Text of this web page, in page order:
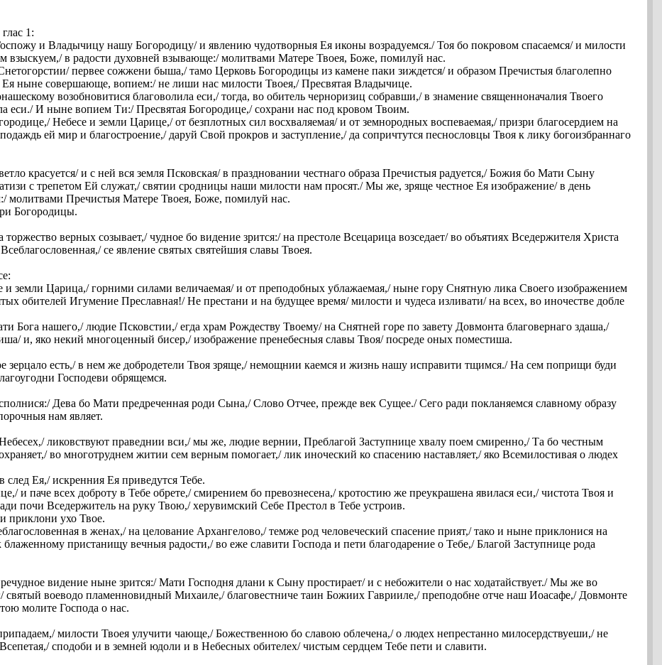
1:
и Владычицу нашу Богородицу/ и явлению чудотворныя Ея иконы возрадуемся./ Тоя бо покровом спасаемся/ и милости
взыскуем,/ в радости духовней взывающе:/ молитвами Матере Твоея, Боже, помилуй нас.
первее сожжени быша,/ тамо Церковь Богородицы из камене паки зиждется/ и образом Пречистыя благолепно
Ея ныне совершающе, вопием:/ не лиши нас милости Твоея,/ Пресвятая Владычице.
возобновитися благоволила еси,/ тогда, во обитель черноризиц собравши,/ в знамение священноначалия Твоего
еси./ И ныне вопием Ти:/ Пресвятая Богородице,/ сохрани нас под кровом Твоим.
Небесе и земли Царице,/ от безплотных сил восхваляемая/ и от земнородных воспеваемая,/ призри благосердием на
ей мир и благостроение,/ даруй Свой прокров и заступление,/ да сопричтутся песнословцы Твоя к лику богоизбраннаго
красуется/ и с ней вся земля Псковская/ в праздновании честнаго образа Пречистыя радуется,/ Божия бо Мати Сыну
с трепетом Ей служат,/ святии сродницы наши милости нам просят./ Мы же, зряще честное Ея изображение/ в день
молитвами Пречистыя Матере Твоея, Боже, помилуй нас.
Богородицы.
верных созывает,/ чудное бо видение зрится:/ на престоле Всецарица возседает/ во объятиях Вседержителя Христа
се явление святых святейшия славы Твоея.
и земли Царица,/ горними силами величаемая/ и от преподобных ублажаемая,/ ныне гору Снятную лика Своего изображением
обителей Игумение Преславная!/ Не престани и на будущее время/ милости и чудеса изливати/ на всех, во иночестве добле
Бога нашего,/ людие Псковстии,/ егда храм Рождеству Твоему/ на Снятней горе по завету Довмонта благовернаго здаша,/
и, яко некий многоценный бисер,/ изображение пренебесныя славы Твоя/ посреде оных поместиша.
зерцало есть,/ в нем же добродетели Твоя зряще,/ немощнии каемся и жизнь нашу исправити тщимся./ На сем поприщи буди
Господеви обрящемся.
Дева бо Мати предреченная роди Сына,/ Слово Отчее, прежде век Сущее./ Сего ради покланяемся славному образу
нам являет.
ликовствуют праведнии вси,/ мы же, людие вернии, Преблагой Заступнице хвалу поем смиренно,/ Та бо честным
во многотруднем житии сем верным помогает,/ лик иноческий ко спасению наставляет,/ яко Всемилостивая о людех
Ея,/ искренния Ея приведутся Тебе.
и паче всех доброту в Тебе обрете,/ смирением бо превознесена,/ кротостию же преукрашена явилася еси,/ чистота Твоя и
почи Вседержитель на руку Твою,/ херувимский Себе Престол в Тебе устроив.
ухо Твое.
в женах,/ на целование Архангелово,/ темже род человеческий спасение прият,/ тако и ныне приклонися на
пристанищу вечныя радости,/ во еже славити Господа и пети благодарение о Тебе,/ Благой Заступнице рода
видение ныне зрится:/ Мати Господня длани к Сыну простирает/ и с небожители о нас ходатайствует./ Мы же во
святый воеводо пламенновидный Михаиле,/ благовестниче таин Божиих Гаврииле,/ преподобне отче наш Иоасафе,/ Довмонте
молите Господа о нас.
милости Твоея улучити чающе,/ Божественною бо славою облечена,/ о людех непрестанно милосердствуеши,/ не
сподоби и в земней юдоли и в Небесных обителех/ чистым сердцем Тебе пети и славити.